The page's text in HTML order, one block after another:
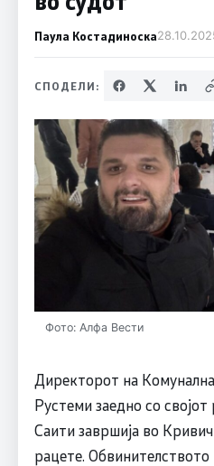
Паула Костадиноска
СПОДЕЛИ:
Фото: Алфа Вести
Директорот на
Рустеми заедно со
Саити завршија во
рацете.